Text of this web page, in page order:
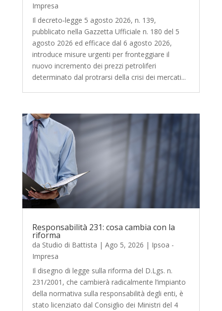
Impresa
Il decreto‑legge 5 agosto 2026, n. 139,
pubblicato nella Gazzetta Ufficiale n. 180 del 5
agosto 2026 ed efficace dal 6 agosto 2026,
introduce misure urgenti per fronteggiare il
nuovo incremento dei prezzi petroliferi
determinato dal protrarsi della crisi dei mercati...
Responsabilità 231: cosa cambia con la
riforma
da Studio di Battista | Ago 5, 2026 | Ipsoa -
Impresa
Il disegno di legge sulla riforma del D.Lgs. n.
231/2001, che cambierà radicalmente l’impianto
della normativa sulla responsabilità degli enti, è
stato licenziato dal Consiglio dei Ministri del 4